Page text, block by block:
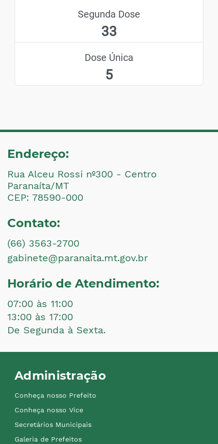
Segunda Dose
33
Dose Única
5
Endereço:
Rua Alceu Rossi nº300 - Centro
Paranaíta/MT
CEP: 78590-000
Contato:
(66) 3563-2700
gabinete@paranaita.mt.gov.br
Horário de Atendimento:
07:00 às 11:00
13:00 às 17:00
De Segunda à Sexta.
Administração
Conheça nosso Prefeito
Conheça nosso Vice
Secretários Municipais
Galeria de Prefeitos